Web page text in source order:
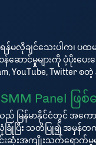
မလိုချင်သေးပါက၊ ပ
င်မှုများကို ပံ့ပိုးပေး
YouTube, Twitter
Panel ဖြ
ည် မြန်မာနိုင်ငံတွင် အကေ
ခြုံပြီး သတိပြု၍ အမှန်
င်းဆုံးအကျိုးသက်ရောက်မှု